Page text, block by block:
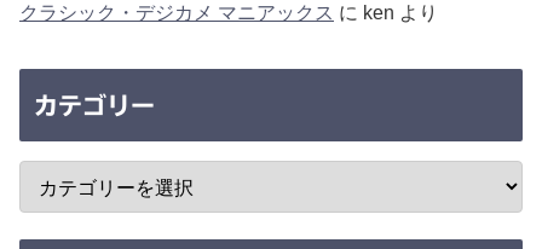
クラシック・デジカメ マニアックス に ken より
カテゴリー